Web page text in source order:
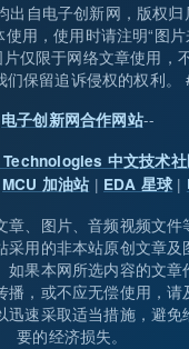
自电子创新网，版权归
用，使用时请注明“图
仅限于网络文章使用，
们保留追诉侵权的权利。
电子创新网合作网站--
中文技术
MCU 加油站 | EDA 星球 |
章、图片、音频视频文件
采用的非本站原创文章
如果本网所选内容的文章
播，或不应无偿使用，请
迅速采取适当措施，避免
要的经济损失。